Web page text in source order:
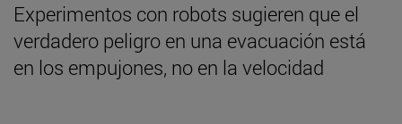
Experimentos con robots sugieren que el
verdadero peligro en una evacuación está
en los empujones, no en la velocidad